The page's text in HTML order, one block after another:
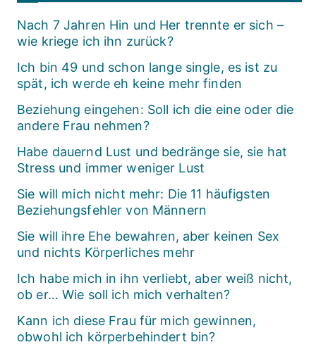
Nach 7 Jahren Hin und Her trennte er sich –
wie kriege ich ihn zurück?
Ich bin 49 und schon lange single, es ist zu
spät, ich werde eh keine mehr finden
Beziehung eingehen: Soll ich die eine oder die
andere Frau nehmen?
Habe dauernd Lust und bedränge sie, sie hat
Stress und immer weniger Lust
Sie will mich nicht mehr: Die 11 häufigsten
Beziehungsfehler von Männern
Sie will ihre Ehe bewahren, aber keinen Sex
und nichts Körperliches mehr
Ich habe mich in ihn verliebt, aber weiß nicht,
ob er… Wie soll ich mich verhalten?
Kann ich diese Frau für mich gewinnen,
obwohl ich körperbehindert bin?